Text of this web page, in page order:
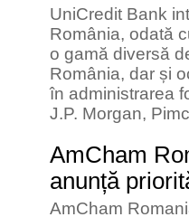
UniCredit Bank
România, odată
o gamă diversă
România, dar și
în administrarea
J.P. Morgan,
AmCham
anunță
AmCham